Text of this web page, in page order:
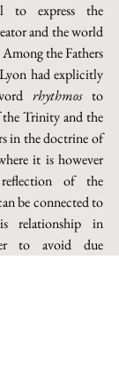
express the
and the world
the Fathers
had explicitly
rhythmos to
Trinity and the
in the doctrine of
it is however
of the
be connected to
relationship in
to avoid due